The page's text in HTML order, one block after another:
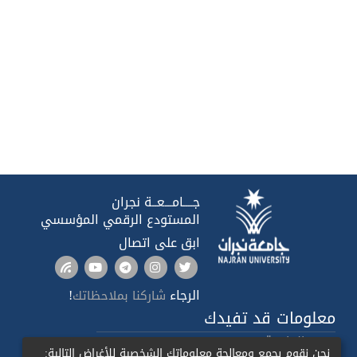
جــــامـــعــة نجران
المستودع الرقمي المؤسسي
ابق على اتصال
الرجاء شاركنا بملاحظاتك!
معلومات قد تفيدك
صدى الجامعة